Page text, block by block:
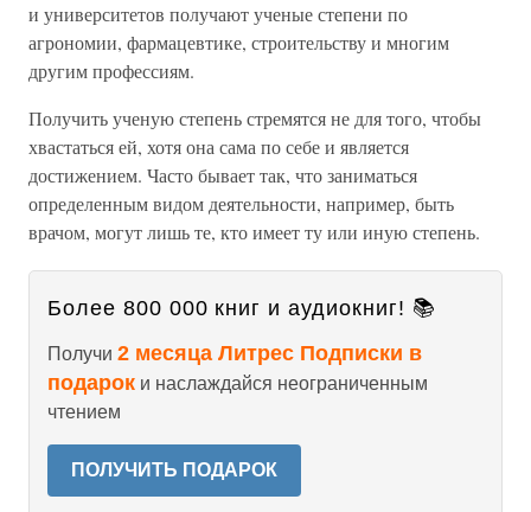
и университетов получают ученые степени по
агрономии, фармацевтике, строительству и многим
другим профессиям.
Получить ученую степень стремятся не для того, чтобы
хвастаться ей, хотя она сама по себе и является
достижением. Часто бывает так, что заниматься
определенным видом деятельности, например, быть
врачом, могут лишь те, кто имеет ту или иную степень.
Более 800 000 книг и аудиокниг! 📚
Получи 2 месяца Литрес Подписки в
подарок и наслаждайся неограниченным
чтением
ПОЛУЧИТЬ ПОДАРОК